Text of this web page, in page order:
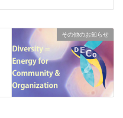
その他のお知らせ